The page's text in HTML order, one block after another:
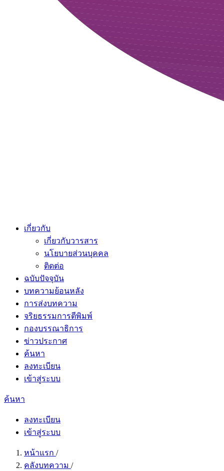
เกี่ยวกับ
เกี่ยวกับวารสาร
นโยบายส่วนบุคคล
ติดต่อ
ฉบับปัจจุบัน
บทความย้อนหลัง
การส่งบทความ
จริยธรรมการตีพิมพ์
กองบรรณาธิการ
ข่าวประกาศ
ค้นหา
ลงทะเบียน
เข้าสู่ระบบ
ค้นหา
ลงทะเบียน
เข้าสู่ระบบ
หน้าแรก /
คลังบทความ /